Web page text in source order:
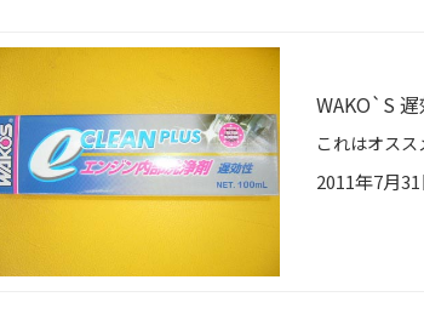
WAKO`S
2011年7月31